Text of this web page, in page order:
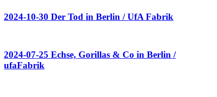
2024-10-30 Der Tod in Berlin / UfA Fabrik
2024-07-25 Echse, Gorillas & Co in Berlin /
ufaFabrik